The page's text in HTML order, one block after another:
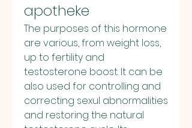
apotheke
The purposes of this hormone
are various, from weight loss,
up to fertility and
testosterone boost. It can be
also used for controlling and
correcting sexul abnormalities
and restoring the natural